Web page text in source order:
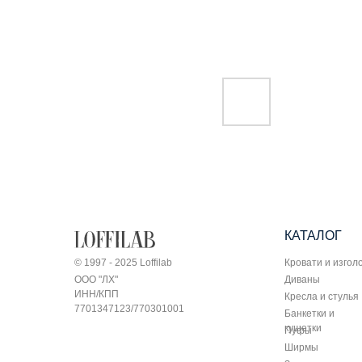
КАТАЛОГ
Кровати и
Диваны
Кресла и стулья
Банкетки и
кушетки
Пуфы
Ширмы
© 1997 - 2025 Loffilab
ООО "ЛХ"
ИНН/КПП
7701347123/770301001